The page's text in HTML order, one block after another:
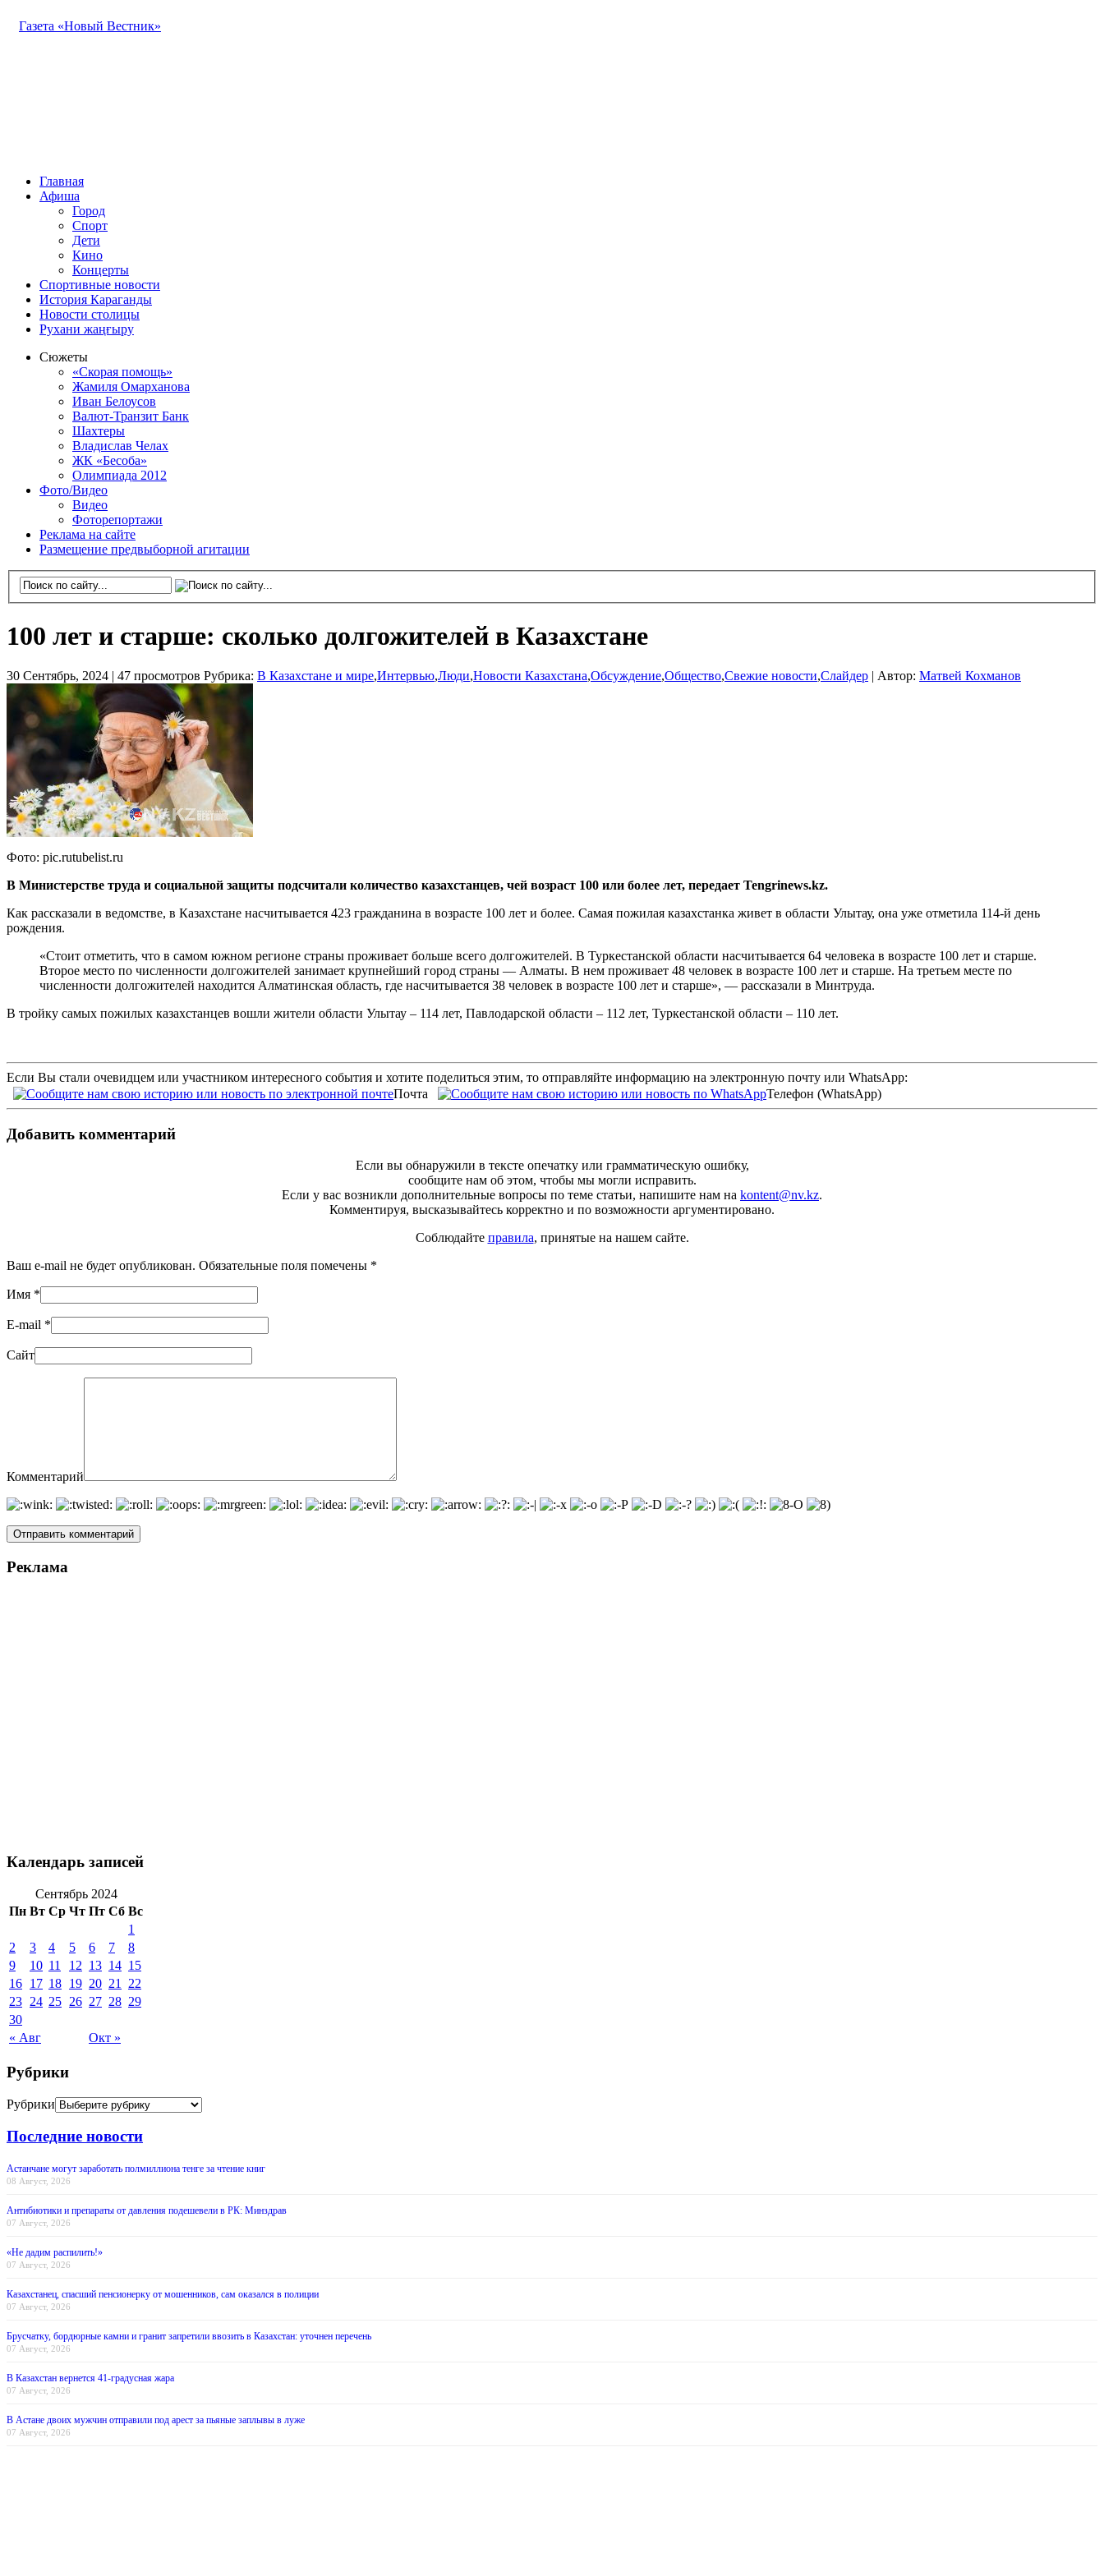
Газета «Новый Вестник»
Главная
Афиша
Город
Спорт
Дети
Кино
Концерты
Спортивные новости
История Караганды
Новости столицы
Рухани жаңғыру
Сюжеты
«Скорая помощь»
Жамиля Омарханова
Иван Белоусов
Валют-Транзит Банк
Шахтеры
Владислав Челах
ЖК «Бесоба»
Олимпиада 2012
Фото/Видео
Видео
Фоторепортажи
Реклама на сайте
Размещение предвыборной агитации
100 лет и старше: сколько долгожителей в Казахстане
30 Сентябрь, 2024 | 47 просмотров Рубрика: В Казахстане и мире,Интервью,Люди,Новости Казахстана,Обсуждение,Общество,Свежие новости,Слайдер Автор: Матвей Кохманов
Фото: pic.rutubelist.ru
В Министерстве труда и социальной защиты подсчитали количество казахстанцев, чей возраст 100 или более лет, передает Tengrinews.kz.
Как рассказали в ведомстве, в Казахстане насчитывается 423 гражданина в возрасте 100 лет и более. Самая пожилая казахстанка живет в области Улытау, она уже отметила 114-й день
рождения.
«Стоит отметить, что в самом южном регионе страны проживает больше всего долгожителей. В Туркестанской области насчитывается 64 человека в возрасте 100 лет и старше.
Второе место по численности долгожителей занимает крупнейший город страны — Алматы. В нем проживает 48 человек в возрасте 100 лет и старше. На третьем месте по
численности долгожителей находится Алматинская область, где насчитывается 38 человек в возрасте 100 лет и старше», — рассказали в Минтруда.
В тройку самых пожилых казахстанцев вошли жители области Улытау – 114 лет, Павлодарской области – 112 лет, Туркестанской области – 110 лет.
Если Вы стали очевидцем или участником интересного события и хотите поделиться этим, то отправляйте информацию на электронную почту или WhatsApp:
Почта
Телефон (WhatsApp)
Добавить комментарий
Если вы обнаружили в тексте опечатку или грамматическую ошибку,
сообщите нам об этом, чтобы мы могли исправить.
Если у вас возникли дополнительные вопросы по теме статьи, напишите нам на kontent@nv.kz.
Комментируя, высказывайтесь корректно и по возможности аргументировано.
Соблюдайте правила, принятые на нашем сайте.
Ваш e-mail не будет опубликован. Обязательные поля помечены *
Имя *
E-mail *
Сайт
Комментарий
Реклама
Календарь записей
Сентябрь 2024
Пн Вт Ср Чт Пт Сб Вс
« Авг Окт »
1
2
3 4 5 6 7
8
9
10 11 12 13 14 15
16 17 18 19 20 21
22
23 24 25 26 27 28 29
30
Рубрики
Рубрики
Последние новости
Астанчане могут заработать полмиллиона тенге за чтение книг
08 Август, 2026
Антибиотики и препараты от давления подешевели в РК: Минздрав
07 Август, 2026
«Не дадим распилить!»
07 Август, 2026
Казахстанец, спасший пенсионерку от мошенников, сам оказался в полиции
07 Август, 2026
Брусчатку, бордюрные камни и гранит запретили ввозить в Казахстан: уточнен перечень
07 Август, 2026
В Казахстан вернется 41-градусная жара
07 Август, 2026
В Астане двоих мужчин отправили под арест за пьяные заплывы в луже
07 Август, 2026